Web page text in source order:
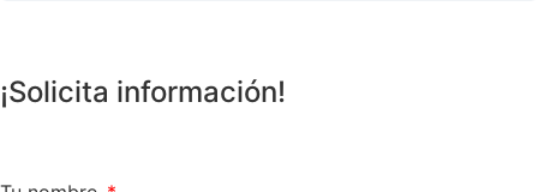
¡Solicita información!